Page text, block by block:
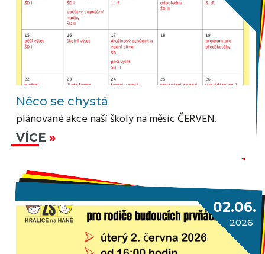
Něco se chystá
plánované akce naší školy na měsíc ČERVEN.
VÍCE
02.06.
2026